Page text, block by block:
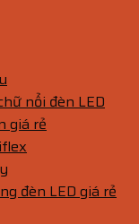
nổi đèn LED
giá rẻ
đèn LED giá rẻ